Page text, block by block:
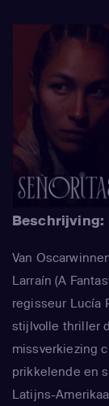
Beschrijving:
Van
Larraín (A
regisseur Lucía
stijlvolle thriller
missverkiezing
prikkelende en
Latijns-